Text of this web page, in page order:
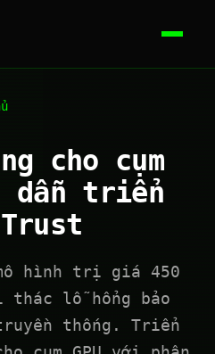
cho cụm
dẫn triển
hình trị giá 450
thác lỗ hổng bảo
thống. Triển